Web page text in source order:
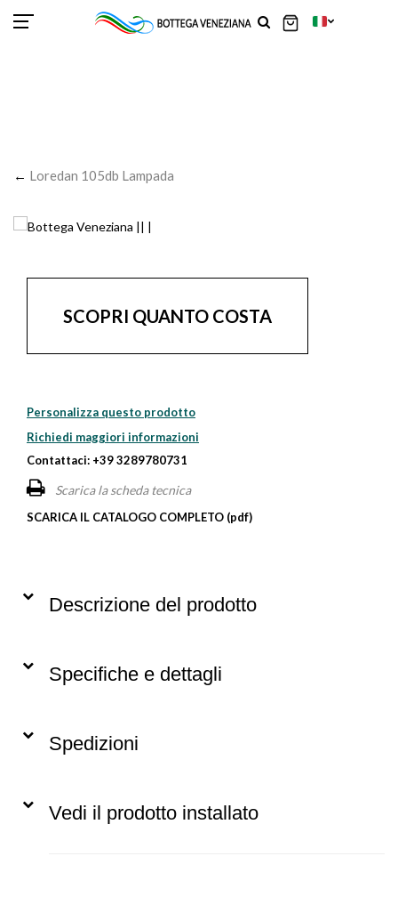
← Loredan 105db Lampada
SCOPRI QUANTO COSTA
Personalizza questo prodotto
Richiedi maggiori informazioni
Contattaci: +39 3289780731
Scarica la scheda tecnica
SCARICA IL CATALOGO COMPLETO (pdf)
Descrizione del prodotto
Specifiche e dettagli
Spedizioni
Vedi il prodotto installato